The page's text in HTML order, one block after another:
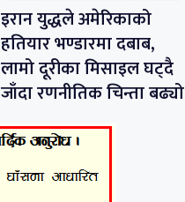
इरान युद्धले अमेरिकाको
हतियार भण्डारमा दबाब,
लामो दूरीका मिसाइल घट्दै
जाँदा रणनीतिक चिन्ता बढ्यो